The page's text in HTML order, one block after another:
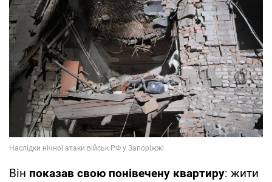
Він показав свою понівечену квартиру: жити